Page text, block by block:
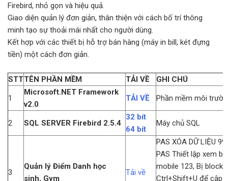
Firebird, nhỏ gọn và hiệu quả.
Giao diện quản lý đơn giản, thân thiện với cách bố trí thông
minh tạo sự thoải mái nhất cho người dùng.
Kết hợp với các thiết bị hỗ trợ bán hàng (máy in bill, két đựng
tiền) một cách đơn giản.
STTTÊN PHẦN MỀM TẢI VỀ GHI CHÚ
1
Microsoft.NET Framework
v2.0
TẢI VỀ Phần mềm môi
2 SQL SERVER Firebird 2.5.4
32 bít
64 bít
Máy chủ SQL
3
Quản lý Điểm Danh học
sinh, Gym
Tải về
PAS XÓA DỮ LIỆU
PAS Thiết lập xem
mobile 123, Bị block
Ctrl+Shift+U để cập